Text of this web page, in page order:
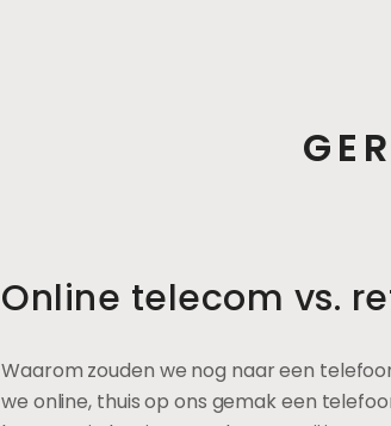
Online telecom vs.
Waarom zouden we nog naar een
we online, thuis op ons gemak een